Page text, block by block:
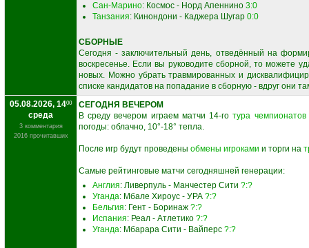
Сан-Марино: Космос - Норд Апеннино 3:0
Танзания: Кинондони - Каджера Шугар 0:0
СБОРНЫЕ
Сегодня - заключительный день, отведённый на
воскресенье. Если вы руководите сборной, то можете
новых. Можно убрать травмированных и
списке кандидатов на попадание в сборную - вдруг они
05.08.2026, 1400
среда
3 комментария
2016 прочитавших
СЕГОДНЯ ВЕЧЕРОМ
В среду вечером играем матчи 14-готура чемпионатов
погоды: облачно, 10°-18° тепла.
После игр будут проведены обмены игроками и торги на
Самые рейтинговые матчи сегодняшней генерации:
Англия: Ливерпуль - Манчестер Сити ?:?
Уганда: Мбале Хироус - УРА ?:?
Бельгия: Гент - Боринаж ?:?
Испания: Реал - Атлетико ?:?
Уганда: Мбарара Сити - Вайперс ?:?